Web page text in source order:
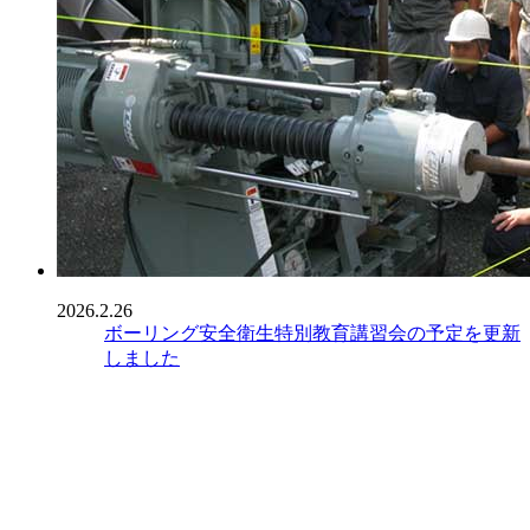
2026.2.26
ボーリング安全衛生特別教育講習会の予定を更新
しました